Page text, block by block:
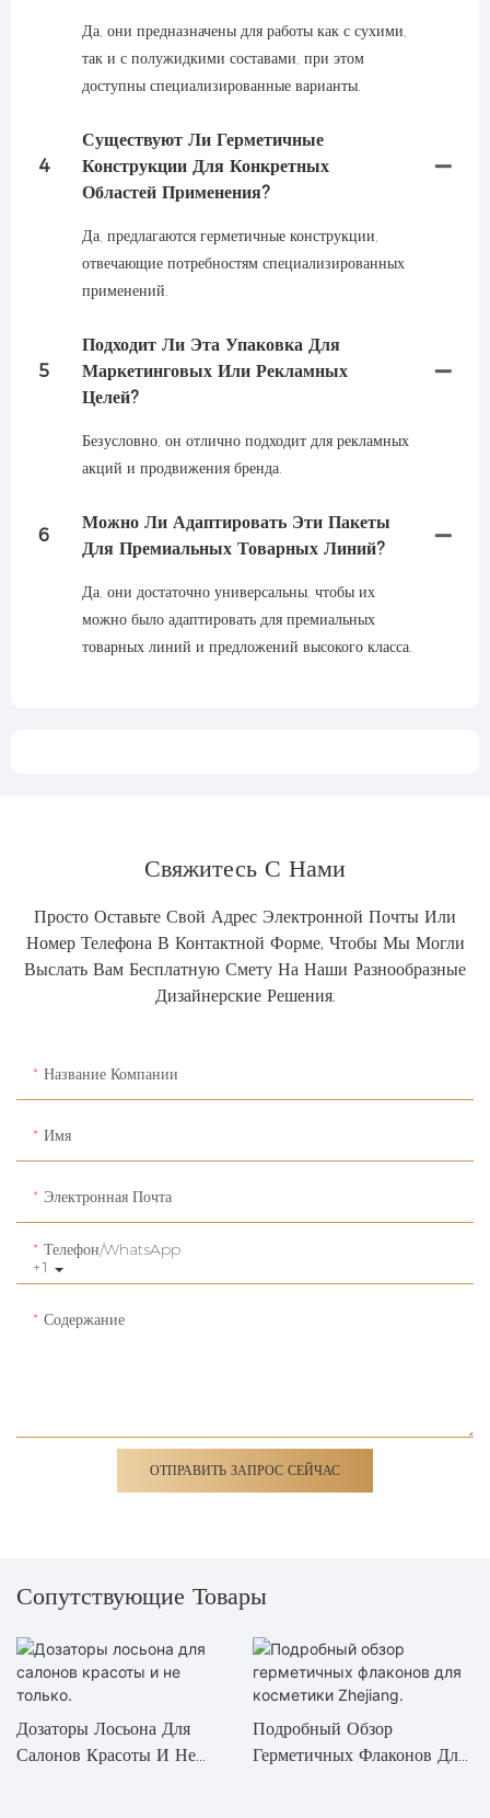
Да, они предназначены для работы как с сухими,
так и с полужидкими составами, при этом
доступны специализированные варианты.
4
Существуют Ли Герметичные
Конструкции Для Конкретных
Областей Применения?
Да, предлагаются герметичные конструкции,
отвечающие потребностям специализированных
применений.
5
Подходит Ли Эта Упаковка Для
Маркетинговых Или Рекламных
Целей?
Безусловно, он отлично подходит для рекламных
акций и продвижения бренда.
6
Можно Ли Адаптировать Эти Пакеты
Для Премиальных Товарных Линий?
Да, они достаточно универсальны, чтобы их
можно было адаптировать для премиальных
товарных линий и предложений высокого класса.
Свяжитесь С Нами
Просто Оставьте Свой Адрес Электронной Почты Или
Номер Телефона В Контактной Форме, Чтобы Мы Могли
Выслать Вам Бесплатную Смету На Наши Разнообразные
Дизайнерские Решения.
Название Компании
Имя
Электронная Почта
+1
Телефон/WhatsApp
Содержание
ОТПРАВИТЬ ЗАПРОС СЕЙЧАС
Сопутствующие Товары
Дозаторы Лосьона Для
Салонов Красоты И Не
Подробный Обзор
Герметичных Флаконов Для